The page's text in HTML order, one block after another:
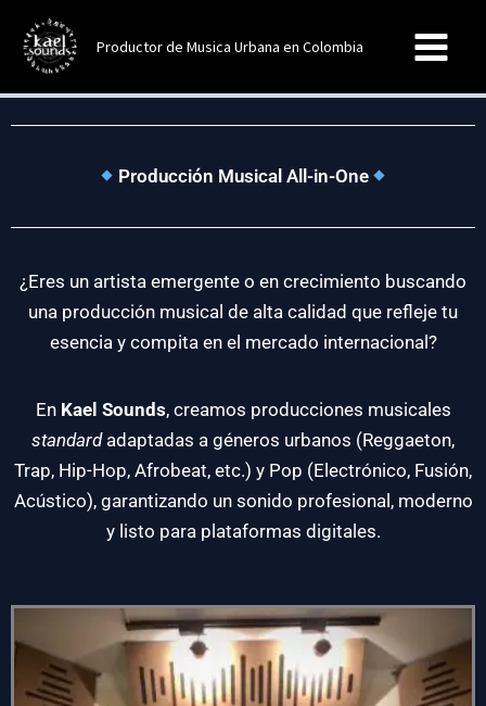
contenido
Productor de Musica Urbana en Colombia
Producción Musical All-in-One
¿Eres un artista emergente o en crecimiento buscando
una producción musical de alta calidad que refleje tu
esencia y compita en el mercado internacional?
En Kael Sounds, creamos producciones musicales
standardadaptadas a géneros urbanos (Reggaeton,
Trap, Hip-Hop, Afrobeat, etc.) y Pop (Electrónico, Fusión,
Acústico), garantizando un sonido profesional, moderno
y listo para plataformas digitales.